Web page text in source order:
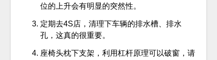
位的上升会有明显的突然性。
定期去4S店，清理下车辆的排水槽、排水
孔，这真的很重要。
座椅头枕下支架，利用杠杆原理可以破窗，请